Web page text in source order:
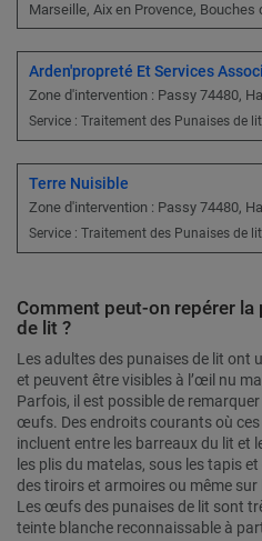
Marseille, Aix en Provence, Bouches
Arden'propreté Et Services
Zone d'intervention : Passy 74480,
Service : Traitement des Punaises de lit
Terre Nuisible
Zone d'intervention : Passy 74480,
Service : Traitement des Punaises de lit
Comment peut-on repérer la
de lit ?
Les adultes des punaises de lit ont
et peuvent être visibles à l’œil nu
Parfois, il est possible de
œufs. Des endroits courants où
incluent entre les barreaux du lit et
les plis du matelas, sous les tapis
des tiroirs et armoires ou même sur
Les œufs des punaises de lit sont
teinte blanche reconnaissable à